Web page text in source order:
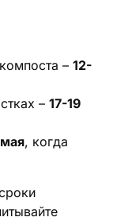
– 12-
– 17-19
, когда